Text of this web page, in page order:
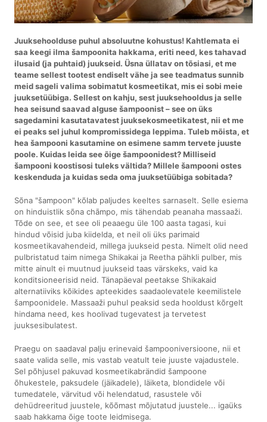
Juuksehoolduse puhul absoluutne kohustus! Kahtlemata ei
saa keegi ilma šampoonita hakkama, eriti need, kes tahavad
ilusaid (ja puhtaid) juukseid. Üsna üllatav on tõsiasi, et me
teame sellest tootest endiselt vähe ja see teadmatus sunnib
meid sageli valima sobimatut kosmeetikat, mis ei sobi meie
juuksetüübiga. Sellest on kahju, sest juuksehooldus ja selle
hea seisund saavad alguse šampoonist – see on üks
sagedamini kasutatavatest juuksekosmeetikatest, nii et me
ei peaks sel juhul kompromissidega leppima. Tuleb mõista, et
hea šampooni kasutamine on esimene samm tervete juuste
poole. Kuidas leida see õige šampoonidest? Milliseid
šampooni koostisosi tuleks vältida? Millele šampooni ostes
keskenduda ja kuidas seda oma juuksetüübiga sobitada?
Sõna "šampoon" kõlab paljudes keeltes sarnaselt. Selle esiema
on hinduistlik sõna chāmpo, mis tähendab peanaha massaaži.
Tõde on see, et see oli peaaegu üle 100 aasta tagasi, kui
hindud võisid juba kiidelda, et neil oli üks parimaid
kosmeetikavahendeid, millega juukseid pesta. Nimelt olid need
pulbristatud taim nimega Shikakai ja Reetha pähkli pulber, mis
mitte ainult ei muutnud juukseid taas värskeks, vaid ka
konditsioneerisid neid. Tänapäeval peetakse Shikakaid
alternatiiviks kõikides apteekides saadaolevatele keemilistele
šampoonidele. Massaaži puhul peaksid seda hooldust kõrgelt
hindama need, kes hoolivad tugevatest ja tervetest
juuksesibulatest.
Praegu on saadaval palju erinevaid šampooniversioone, nii et
saate valida selle, mis vastab veatult teie juuste vajadustele.
Sel põhjusel pakuvad kosmeetikabrändid šampoone
õhukestele, paksudele (jäikadele), läiketa, blondidele või
tumedatele, värvitud või helendatud, rasustele või
dehüdreeritud juustele, kõõmast mõjutatud juustele... igaüks
saab hakkama õige toote leidmisega.